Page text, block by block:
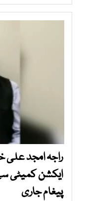
راجہ امجد علی
ایکشن کمیٹی
پیغام جاری